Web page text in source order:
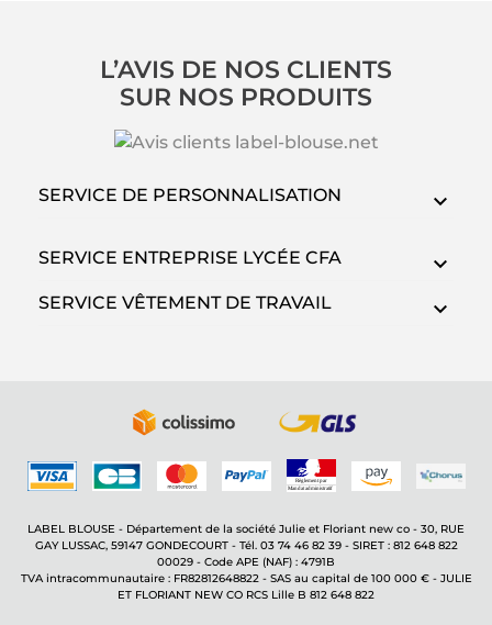
L’AVIS DE NOS CLIENTS
SUR NOS PRODUITS
SERVICE DE PERSONNALISATION
SERVICE ENTREPRISE LYCÉE CFA
SERVICE VÊTEMENT DE TRAVAIL
LABEL BLOUSE - Département de la société Julie et Floriant new co - 30, RUE
GAY LUSSAC, 59147 GONDECOURT - Tél. 03 74 46 82 39 - SIRET : 812 648 822
00029 - Code APE (NAF) : 4791B
TVA intracommunautaire : FR82812648822 - SAS au capital de 100 000 € - JULIE
ET FLORIANT NEW CO RCS Lille B 812 648 822